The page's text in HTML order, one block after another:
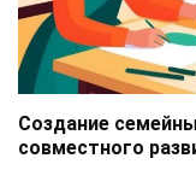
Создание
совместного